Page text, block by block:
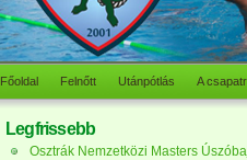
Főoldal Felnőtt Utánpótlás A
Legfrissebb
Osztrák Nemzetközi Masters